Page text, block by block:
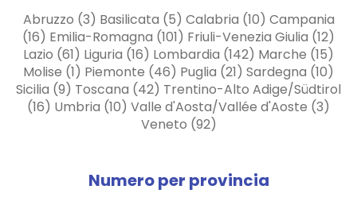
Abruzzo (3) Basilicata (5) Calabria (10) Campania
(16) Emilia-Romagna (101) Friuli-Venezia Giulia (12)
Lazio (61) Liguria (16) Lombardia (142) Marche (15)
Molise (1) Piemonte (46) Puglia (21) Sardegna (10)
Sicilia (9) Toscana (42) Trentino-Alto Adige/Südtirol
(16) Umbria (10) Valle d'Aosta/Vallée d'Aoste (3)
Veneto (92)
Numero per provincia